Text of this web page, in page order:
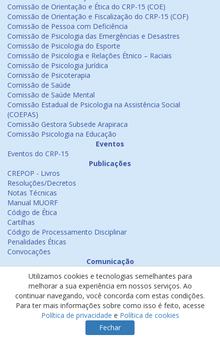
Comissão de Orientação e Ética do CRP-15 (COE)
Comissão de Orientação e Fiscalização do CRP-15 (COF)
Comissão de Pessoa com Deficiência
Comissão de Psicologia das Emergências e Desastres
Comissão de Psicologia do Esporte
Comissão de Psicologia e Relações Étnico – Raciais
Comissão de Psicologia Jurídica
Comissão de Psicoterapia
Comissão de Saúde
Comissão de Saúde Mental
Comissão Estadual de Psicologia na Assistência Social
(COEPAS)
Comissão Gestora Subsede Arapiraca
Comissão Psicologia na Educação
Eventos
Eventos do CRP-15
Publicações
CREPOP - Livros
Resoluções/Decretos
Notas Técnicas
Manual MUORF
Código de Ética
Cartilhas
Código de Processamento Disciplinar
Penalidades Éticas
Convocações
Comunicação
Emissão de Certificados
Psicologia na Mídia
Ouvidoria
Política de cookies
Política de privacidade
Utilizamos cookies e tecnologias semelhantes para
melhorar a sua experiência em nossos serviços. Ao
continuar navegando, você concorda com estas condições.
Para ter mais informações sobre como isso é feito, acesse
Política de privacidade e Política de cookies
Fechar